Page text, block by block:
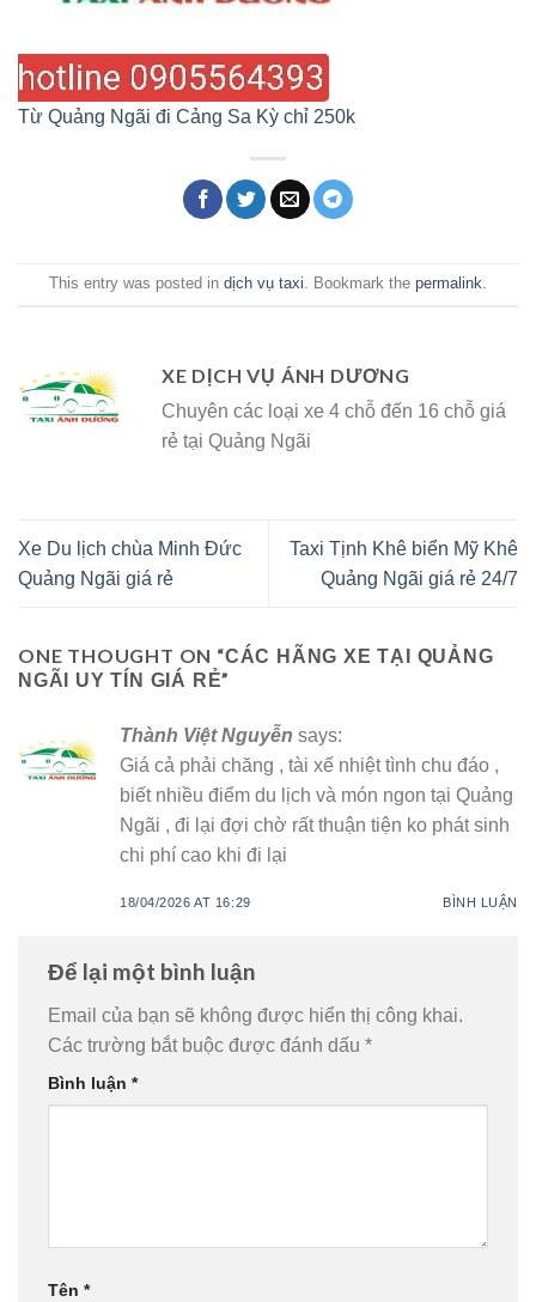
Từ Quảng Ngãi đi Cảng Sa Kỳ chỉ 250k
This entry was posted in dịch vụ taxi. Bookmark the permalink.
XE DỊCH VỤ ÁNH DƯƠNG
Chuyên các loại xe 4 chỗ đến 16 chỗ giá
rẻ tại Quảng Ngãi
Xe Du lịch chùa Minh Đức
Quảng Ngãi giá rẻ
Taxi Tịnh Khê biển Mỹ Khê
Quảng Ngãi giá rẻ 24/7
ONE THOUGHT ON “CÁC HÃNG XE TẠI QUẢNG
NGÃI UY TÍN GIÁ RẺ”
Thành Việt Nguyễn says:
Giá cả phải chăng , tài xế nhiệt tình chu đáo ,
biết nhiều điểm du lịch và món ngon tại Quảng
Ngãi , đi lại đợi chờ rất thuận tiện ko phát sinh
chi phí cao khi đi lại
18/04/2026 AT 16:29 BÌNH LUẬN
Để lại một bình luận
Email của bạn sẽ không được hiển thị công khai.
Các trường bắt buộc được đánh dấu *
Bình luận *
Tên *